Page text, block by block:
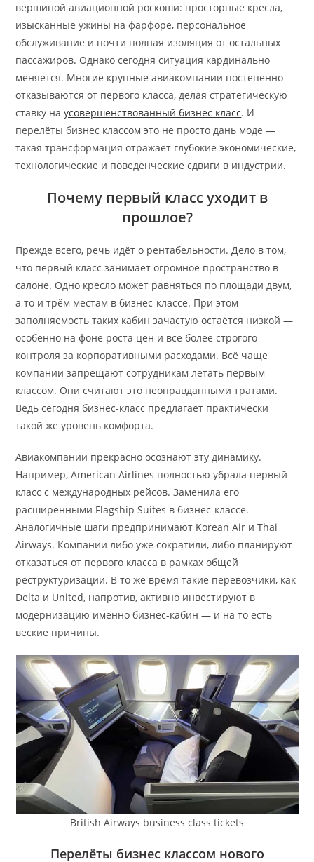
вершиной авиационной роскоши: просторные кресла,
изысканные ужины на фарфоре, персональное
обслуживание и почти полная изоляция от остальных
пассажиров. Однако сегодня ситуация кардинально
меняется. Многие крупные авиакомпании постепенно
отказываются от первого класса, делая стратегическую
ставку наусовершенствованный бизнес класс. И
перелёты бизнес классом это не просто дань моде —
такая трансформация отражает глубокие экономические,
технологические и поведенческие сдвиги в индустрии.
Почему первый класс уходит в
прошлое?
Прежде всего, речь идёт о рентабельности. Дело в том,
что первый класс занимает огромное пространство в
салоне. Одно кресло может равняться по площади двум,
а то и трём местам в бизнес-классе. При этом
заполняемость таких кабин зачастую остаётся низкой —
особенно на фоне роста цен и всё более строгого
контроля за корпоративными расходами. Всё чаще
компании запрещают сотрудникам летать первым
классом. Они считают это неоправданными тратами.
Ведь сегодня бизнес-класс предлагает практически
такой же уровень комфорта.
Авиакомпании прекрасно осознают эту динамику.
Например, American Airlines полностью убрала первый
класс с международных рейсов. Заменила его
расширенными Flagship Suites в бизнес-классе.
Аналогичные шаги предпринимают Korean Air и Thai
Airways. Компании либо уже сократили, либо планируют
отказаться от первого класса в рамках общей
реструктуризации. В то же время такие перевозчики, как
Delta и United, напротив, активно инвестируют в
модернизацию именно бизнес-кабин — и на то есть
веские причины.
British Airways business class tickets
Перелёты бизнес классом нового